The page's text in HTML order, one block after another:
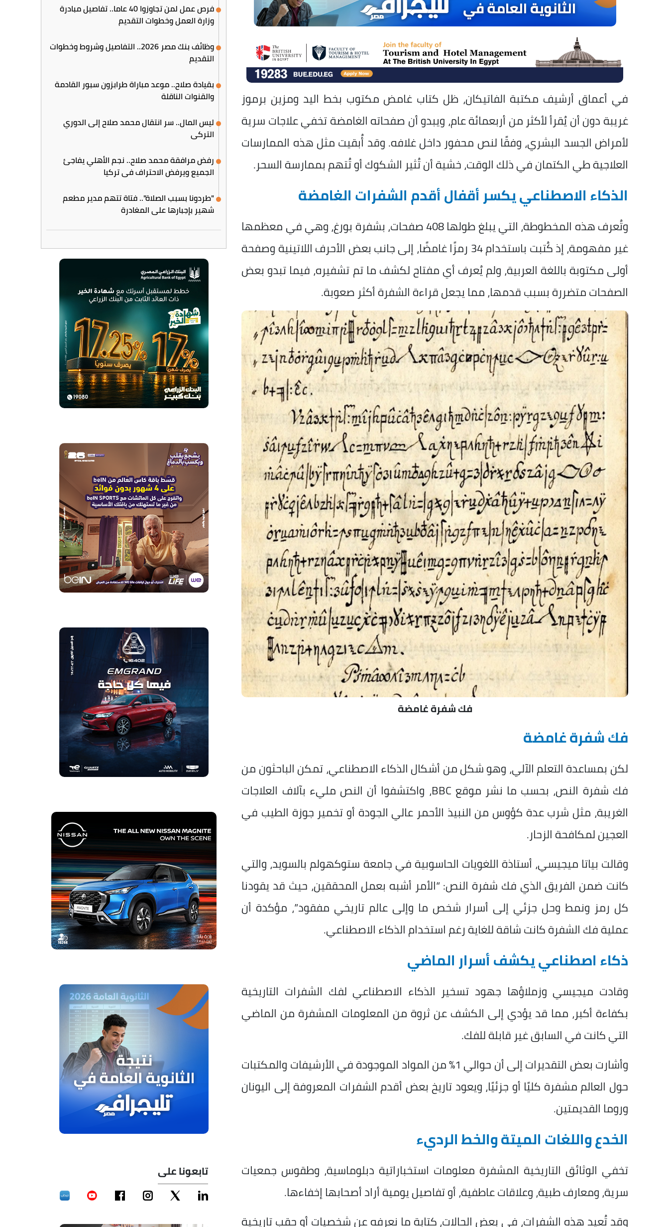
في أعماق أرشيف مكتبة الفاتيكان، ظل كتاب غامض مكتوب بخط اليد ومزين برموز
غريبة دون أن يُقرأ لأكثر من أربعمائة عام، ويبدو أن صفحاته الغامضة تخفي علاجات سرية
لأمراض الجسد البشري، وفقًا لنص محفور داخل غلافه. وقد أُبقيت مثل هذه الممارسات
العلاجية طي الكتمان في ذلك الوقت، خشية أن تُثير الشكوك أو تُتهم بممارسة السحر.
الذكاء الاصطناعي يكسر أقفال أقدم الشفرات الغامضة
وتُعرف هذه المخطوطة، التي يبلغ طولها 408 صفحات، بشفرة بورغ، وهي في معظمها
غير مفهومة، إذ كُتبت باستخدام 34 رمزًا غامضًا، إلى جانب بعض الأحرف اللاتينية وصفحة
أولى مكتوبة باللغة العربية، ولم يُعرف أي مفتاح لكشف ما تم تشفيره، فيما تبدو بعض
الصفحات متضررة بسبب قدمها، مما يجعل قراءة الشفرة أكثر صعوبة.
فك شفرة غامضة
فك شفرة غامضة
لكن بمساعدة التعلم الآلي، وهو شكل من أشكال الذكاء الاصطناعي، تمكن الباحثون من
فك شفرة النص، بحسب ما نشر موقع BBC، واكتشفوا أن النص مليء بآلاف العلاجات
الغريبة، مثل شرب عدة كؤوس من النبيذ الأحمر عالي الجودة أو تخمير جوزة الطيب في
العجين لمكافحة الزحار.
وقالت بياتا ميجيسي، أستاذة اللغويات الحاسوبية في جامعة ستوكهولم بالسويد، والتي
كانت ضمن الفريق الذي فك شفرة النص: “الأمر أشبه بعمل المحققين، حيث قد يقودنا
كل رمز ونمط وحل جزئي إلى أسرار شخص ما وإلى عالم تاريخي مفقود”، مؤكدة أن
عملية فك الشفرة كانت شاقة للغاية رغم استخدام الذكاء الاصطناعي.
ذكاء اصطناعي يكشف أسرار الماضي
وقادت ميجيسي وزملاؤها جهود تسخير الذكاء الاصطناعي لفك الشفرات التاريخية
بكفاءة أكبر، مما قد يؤدي إلى الكشف عن ثروة من المعلومات المشفرة من الماضي
التي كانت في السابق غير قابلة للفك.
وأشارت بعض التقديرات إلى أن حوالي 1% من المواد الموجودة في الأرشيفات والمكتبات
حول العالم مشفرة كليًا أو جزئيًا، ويعود تاريخ بعض أقدم الشفرات المعروفة إلى اليونان
وروما القديمتين.
الخدع واللغات الميتة والخط الرديء
تخفي الوثائق التاريخية المشفرة معلومات استخباراتية دبلوماسية، وطقوس جمعيات
سرية، ومعارف طبية، وعلاقات عاطفية، أو تفاصيل يومية أراد أصحابها إخفاءها.
وقد تُعيد هذه الشفرات، في بعض الحالات، كتابة ما نعرفه عن شخصيات أو حقب تاريخية
فرص عمل لمن تجاوزوا 40 عاما.. تفاصيل مبادرة
وزارة العمل وخطوات التقديم
وظائف بنك مصر 2026.. التفاصيل وشروط وخطوات
التقديم
بقيادة صلاح.. موعد مباراة طرابزون سبور القادمة
والقنوات الناقلة
ليس المال.. سر انتقال محمد صلاح إلى الدوري
التركي
رفض مرافقة محمد صلاح.. نجم الأهلي يفاجئ
الجميع ويرفض الاحتراف في تركيا
"طردونا بسبب الصلاة".. فتاة تتهم مدير مطعم
شهير بإجبارها على المغادرة
تابعونا على